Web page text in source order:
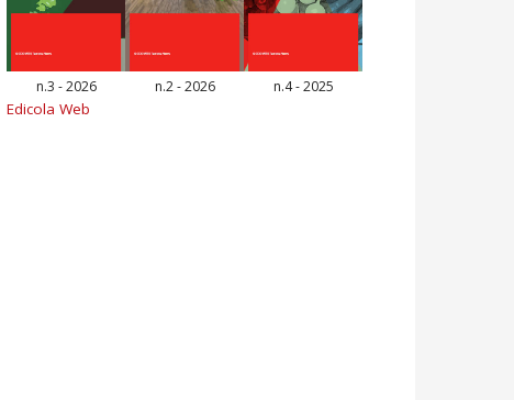
n.3 - 2026 n.2 - 2026 n.4 - 2025
Edicola Web